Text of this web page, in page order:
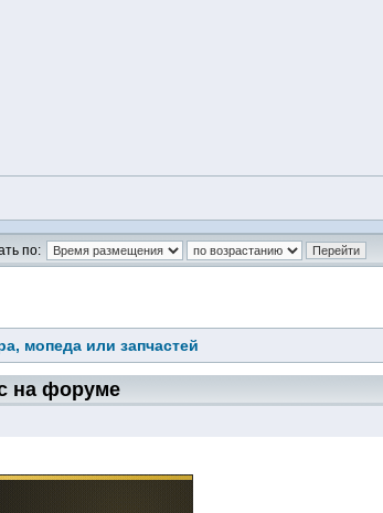
по:
мопеда или запчастей
на форуме